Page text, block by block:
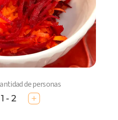
de personas
1 - 2